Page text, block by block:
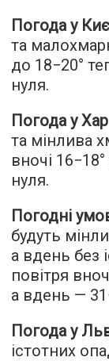
Погода у
та
до 18−20°
нуля.
Погода у
та мінлива
вночі
нуля.
Погодні
будуть
а вдень без
повітря
а вдень —
Погода у
істотних